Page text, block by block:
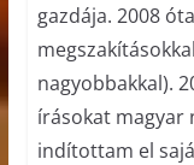
gazdája. 2008
nagyobbakkal).
írásokat magyar
indítottam el